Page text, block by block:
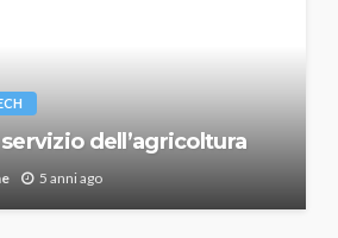
dell’agricoltura
5 anni ago